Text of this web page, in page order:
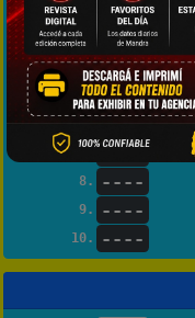
----
3. ----
4. ----
5. ----
----
8. ----
9. ----
10. ----